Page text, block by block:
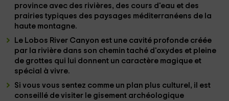
province avec des rivières, des cours d'eau et des
prairies typiques des paysages méditerranéens de la
haute montagne.
Le Lobos River Canyon est une cavité profonde créée
par la rivière dans son chemin taché d'oxydes et pleine
de grottes qui lui donnent un caractère magique et
spécial à vivre.
Si vous vous sentez comme un plan plus culturel, il est
conseillé de visiter le gisement archéologique